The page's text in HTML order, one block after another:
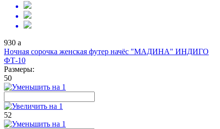
930 a
Ночная сорочка женская футер начёс "МАДИНА" ИНДИГО
ФТ-10
Размеры:
50
52